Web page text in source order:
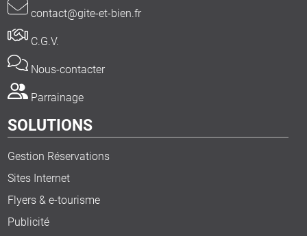
contact@gite-et-bien.fr
C.G.V.
Nous-contacter
Parrainage
SOLUTIONS
Gestion Réservations
Sites Internet
Flyers & e-tourisme
Publicité